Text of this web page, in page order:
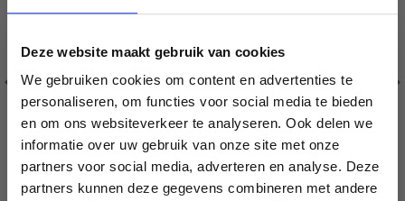
Deze website maakt gebruik van cookies
We gebruiken cookies om content en advertenties te
personaliseren, om functies voor social media te bieden
en om ons websiteverkeer te analyseren. Ook delen we
informatie over uw gebruik van onze site met onze
partners voor social media, adverteren en analyse. Deze
partners kunnen deze gegevens combineren met andere
Économisez jusqu'à 50 %